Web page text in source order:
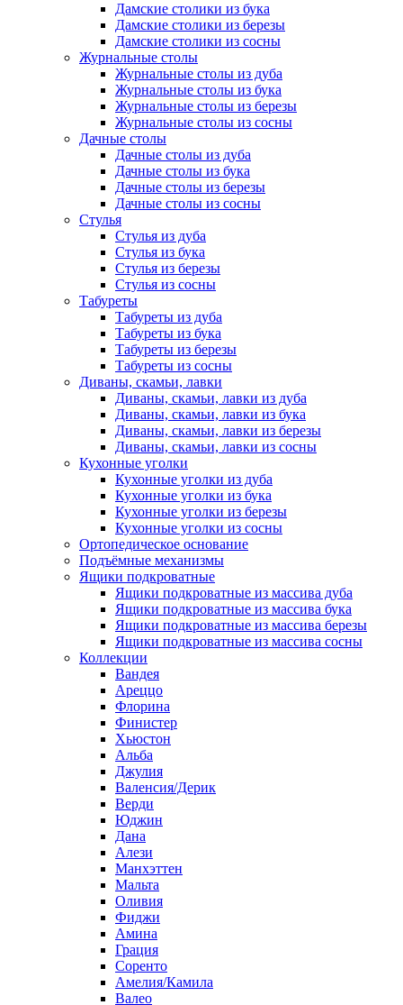
Дамские столики из бука
Дамские столики из березы
Дамские столики из сосны
Журнальные столы
Журнальные столы из дуба
Журнальные столы из бука
Журнальные столы из березы
Журнальные столы из сосны
Дачные столы
Дачные столы из дуба
Дачные столы из бука
Дачные столы из березы
Дачные столы из сосны
Стулья
Стулья из дуба
Стулья из бука
Стулья из березы
Стулья из сосны
Табуреты
Табуреты из дуба
Табуреты из бука
Табуреты из березы
Табуреты из сосны
Диваны, скамьи, лавки
Диваны, скамьи, лавки из дуба
Диваны, скамьи, лавки из бука
Диваны, скамьи, лавки из березы
Диваны, скамьи, лавки из сосны
Кухонные уголки
Кухонные уголки из дуба
Кухонные уголки из бука
Кухонные уголки из березы
Кухонные уголки из сосны
Ортопедическое основание
Подъёмные механизмы
Ящики подкроватные
Ящики подкроватные из массива дуба
Ящики подкроватные из массива бука
Ящики подкроватные из массива березы
Ящики подкроватные из массива сосны
Коллекции
Вандея
Ареццо
Флорина
Финистер
Хьюстон
Альба
Джулия
Валенсия/Дерик
Верди
Юджин
Дана
Алези
Манхэттен
Мальта
Оливия
Фиджи
Амина
Грация
Соренто
Амелия/Камила
Валео